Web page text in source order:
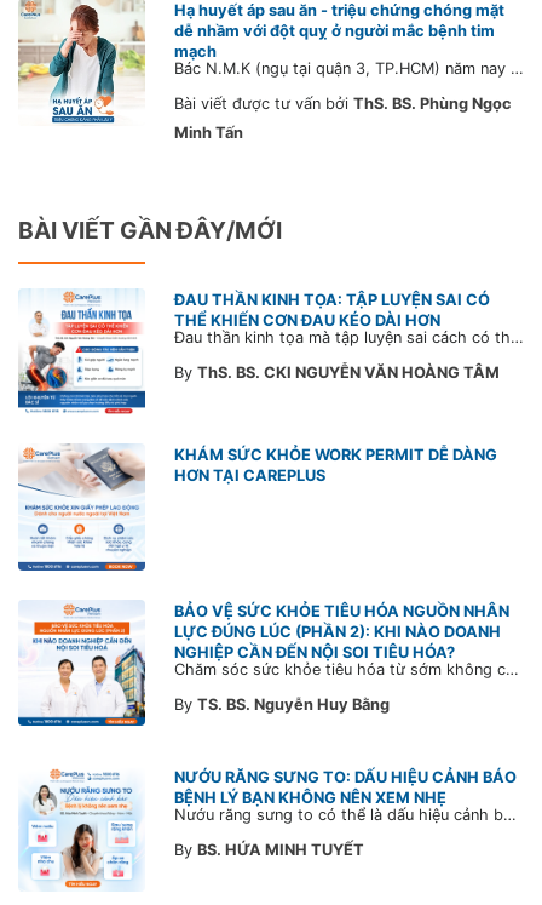
Hạ huyết áp sau ăn - triệu chứng chóng mặt
dễ nhầm với đột quỵ ở người mắc bệnh tim
mạch
Bác N.M.K (ngụ tại quận 3, TP.HCM) năm nay 67 tuổi, bị huyết áp cao lâu năm. Gần đây, bác thường có cảm giác chóng mặt. Bác K. đã đi khám ở một bệnh viện chuyên khoa và được chẩn đoán là hạ huyết áp tư thế.
Bài viết được tư vấn bởi ThS. BS. Phùng Ngọc
Minh Tấn
BÀI VIẾT GẦN ĐÂY/MỚI
ĐAU THẦN KINH TỌA: TẬP LUYỆN SAI CÓ
THỂ KHIẾN CƠN ĐAU KÉO DÀI HƠN
Đau thần kinh tọa mà tập luyện sai cách có thể khiến cơn đau trở nặng và kéo dài thời gian hồi phục. Tham khảo chia sẻ của Bác sĩ CarePlus để nắm các động tác cần tránh và có góc nhìn đúng về phương pháp điều trị phù hợp trong bài viết sau.
By ThS. BS. CKI NGUYỄN VĂN HOÀNG TÂM
KHÁM SỨC KHỎE WORK PERMIT DỄ DÀNG
HƠN TẠI CAREPLUS
BẢO VỆ SỨC KHỎE TIÊU HÓA NGUỒN NHÂN
LỰC ĐÚNG LÚC (PHẦN 2): KHI NÀO DOANH
NGHIỆP CẦN ĐẾN NỘI SOI TIÊU HÓA?
Chăm sóc sức khỏe tiêu hóa từ sớm không chỉ giúp phát hiện bệnh kịp thời mà còn góp phần xây dựng đội ngũ khỏe mạnh, ổn định và gắn bó lâu dài. CarePlus sẵn sàng đồng hành cùng doanh nghiệp trong việc thiết kế chương trình chăm sóc sức khỏe phù hợp theo từng nhân sự, nhằm tối ưu hiệu quả đầu tư phúc lợi và phát triển nguồn nhân lực bền vững.
By TS. BS. Nguyễn Huy Bằng
NƯỚU RĂNG SƯNG TO: DẤU HIỆU CẢNH BÁO
BỆNH LÝ BẠN KHÔNG NÊN XEM NHẸ
Nướu răng sưng to có thể là dấu hiệu cảnh báo bệnh lý răng miệng. Cùng Bác sĩ CarePlus tìm hiểu nguyên nhân, triệu chứng và thời điểm cần đi khám bác sĩ trong bài viết dưới đây.
By BS. HỨA MINH TUYẾT